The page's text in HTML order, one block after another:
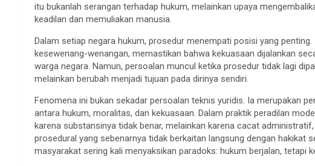
itu bukanlah serangan terhadap hukum, melainkan upaya
keadilan dan memuliakan manusia.
Dalam setiap negara hukum, prosedur menempati posisi yang
kesewenang-wenangan, memastikan bahwa kekuasaan dijalankan
warga negara. Namun, persoalan muncul ketika prosedur tidak lagi
melainkan berubah menjadi tujuan pada dirinya sendiri.
Fenomena ini bukan sekadar persoalan teknis yuridis. Ia merupakan
antara hukum, moralitas, dan kekuasaan. Dalam praktik peradilan
karena substansinya tidak benar, melainkan karena cacat
prosedural yang sebenarnya tidak berkaitan langsung dengan hakikat
masyarakat sering kali menyaksikan paradoks: hukum berjalan, tetapi